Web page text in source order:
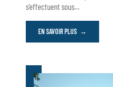
s’effectuent sous…
EN SAVOIR PLUS